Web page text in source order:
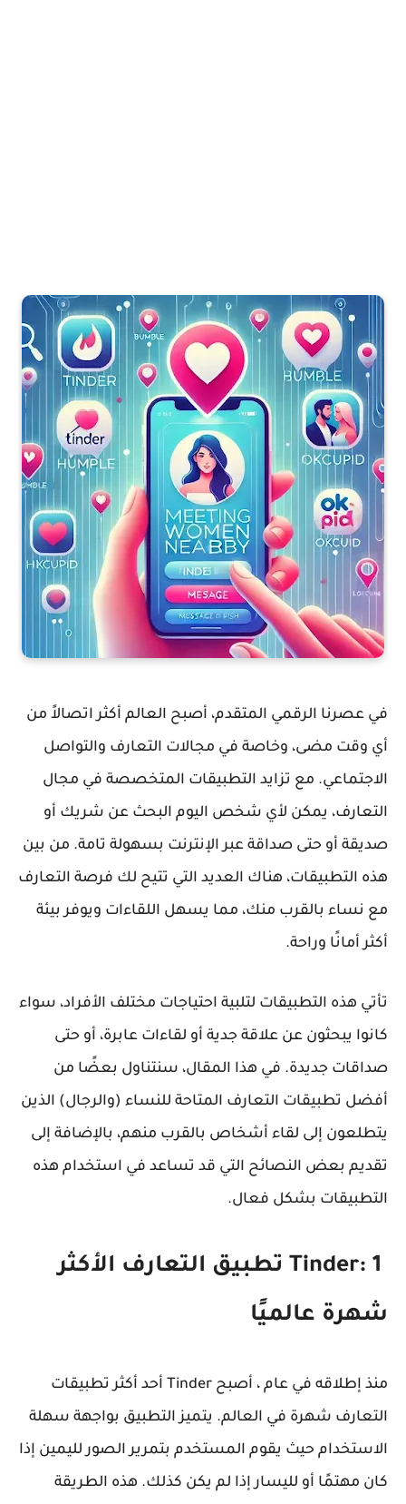
في عصرنا الرقمي المتقدم، أصبح العالم أكثر اتصالاً من
أي وقت مضى، وخاصة في مجالات التعارف والتواصل
الاجتماعي. مع تزايد التطبيقات المتخصصة في مجال
التعارف، يمكن لأي شخص اليوم البحث عن شريك أو
صديقة أو حتى صداقة عبر الإنترنت بسهولة تامة. من بين
هذه التطبيقات، هناك العديد التي تتيح لك فرصة التعارف
مع نساء بالقرب منك، مما يسهل اللقاءات ويوفر بيئة
أكثر أمانًا وراحة.
تأتي هذه التطبيقات لتلبية احتياجات مختلف الأفراد، سواء
كانوا يبحثون عن علاقة جدية أو لقاءات عابرة، أو حتى
صداقات جديدة. في هذا المقال، سنتناول بعضًا من
أفضل تطبيقات التعارف المتاحة للنساء (والرجال) الذين
يتطلعون إلى لقاء أشخاص بالقرب منهم، بالإضافة إلى
تقديم بعض النصائح التي قد تساعد في استخدام هذه
التطبيقات بشكل فعال.
Tinder: 1 تطبيق التعارف الأكثر
شهرة عالميًا
منذ إطلاقه في عام ، أصبح Tinder أحد أكثر تطبيقات
التعارف شهرة في العالم. يتميز التطبيق بواجهة سهلة
الاستخدام حيث يقوم المستخدم بتمرير الصور لليمين إذا
كان مهتمًا أو لليسار إذا لم يكن كذلك. هذه الطريقة